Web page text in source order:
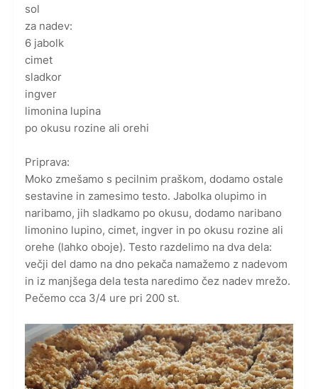
sol
za nadev:
6 jabolk
cimet
sladkor
ingver
limonina lupina
po okusu rozine ali orehi
Priprava:
Moko zmešamo s pecilnim praškom, dodamo ostale
sestavine in zamesimo testo. Jabolka olupimo in
naribamo, jih sladkamo po okusu, dodamo naribano
limonino lupino, cimet, ingver in po okusu rozine ali
orehe (lahko oboje). Testo razdelimo na dva dela:
večji del damo na dno pekača namažemo z nadevom
in iz manjšega dela testa naredimo čez nadev mrežo.
Pečemo cca 3/4 ure pri 200 st.